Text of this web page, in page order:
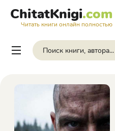
ChitatKnigi.com
Читать книги онлайн полностью